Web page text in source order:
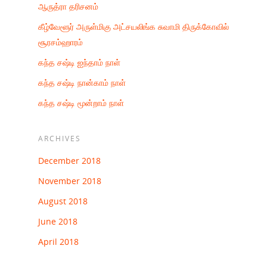
ஆருத்ரா தரிசனம்
கீழ்வேளூர் அருள்மிகு அட்சயலிங்க சுவாமி திருக்கோவில்
சூரசம்ஹாரம்
கந்த சஷ்டி ஐந்தாம் நாள்
கந்த சஷ்டி நான்காம் நாள்
கந்த சஷ்டி மூன்றாம் நாள்
ARCHIVES
December 2018
November 2018
August 2018
June 2018
April 2018